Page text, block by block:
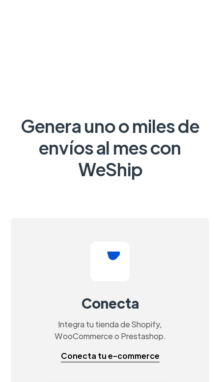
Genera uno o miles de
envíos al mes con
WeShip
Conecta
Integra tu tienda de Shopify,
WooCommerce o Prestashop.
Conecta tu e-commerce